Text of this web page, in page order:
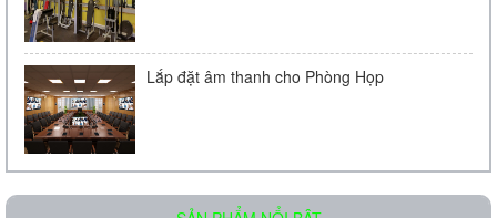
Lắp đặt âm thanh cho Phòng Họp